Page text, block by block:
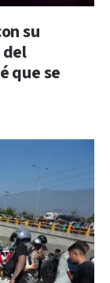
su
que se